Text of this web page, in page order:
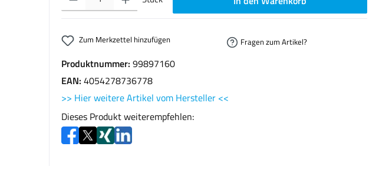
Zum Merkzettel hinzufügen Fragen zum Artikel?
Produktnummer: 99897160
EAN: 4054278736778
>> Hier weitere Artikel vom Hersteller <<
Dieses Produkt weiterempfehlen: